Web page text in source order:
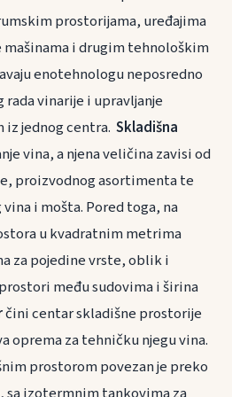
prostorijama, uređajima
mašinama i drugim tehnološkim
enotehnologu neposredno
vinarije i upravljanje
jednog centra. Skladišna
vina, a njena veličina zavisi od
proizvodnog asortimenta te
i mošta. Pored toga, na
u kvadratnim metrima
za pojedine vrste, oblik i
među sudovima i širina
čini centar skladišne prostorije
oprema za tehničku njegu vina.
prostorom povezan je preko